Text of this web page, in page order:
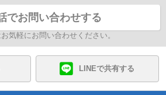
でお問い合わせする
気軽にお問い合わせください。
LINEで共有する